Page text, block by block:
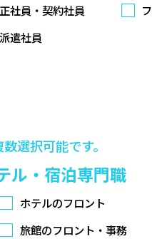
正社員・契約社員
派遣社員
選択可能です。
ル・宿泊専門職
ホテルのフロント
旅館のフロント・事務